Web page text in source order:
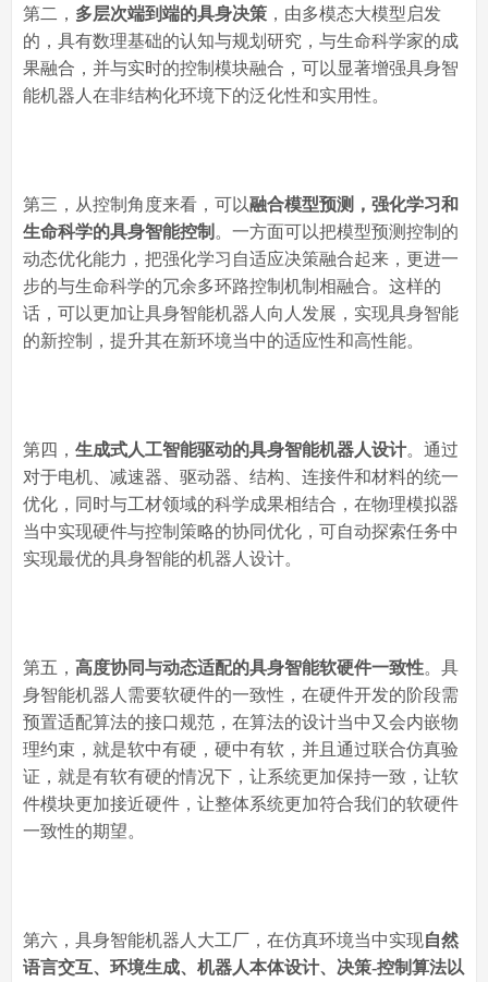
第二， 多层次端到端的具身决策 ，由多模态大模型启发
的，具有数理基础的认知与规划研究，与生命科学家的成
果融合，并与实时的控制模块融合，可以显著增强具身智
能机器人在非结构化环境下的泛化性和实用性。
第三，从控制角度来看，可以融合模型预测，强化学习和
生命科学的具身智能控制 。一方面可以把模型预测控制的
动态优化能力，把强化学习自适应决策融合起来，更进一
步的与生命科学的冗余多环路控制机制相融合。这样的
话，可以更加让具身智能机器人向人发展，实现具身智能
的新控制，提升其在新环境当中的适应性和高性能。
第四， 生成式人工智能驱动的具身智能机器人设计。通过
对于电机、减速器、驱动器、结构、连接件和材料的统一
优化，同时与工材领域的科学成果相结合，在物理模拟器
当中实现硬件与控制策略的协同优化，可自动探索任务中
实现最优的具身智能的机器人设计。
第五， 高度协同与动态适配的具身智能软硬件一致性。具
身智能机器人需要软硬件的一致性，在硬件开发的阶段需
预置适配算法的接口规范，在算法的设计当中又会内嵌物
理约束，就是软中有硬，硬中有软，并且通过联合仿真验
证，就是有软有硬的情况下，让系统更加保持一致，让软
件模块更加接近硬件，让整体系统更加符合我们的软硬件
一致性的期望。
第六，具身智能机器人大工厂，在仿真环境当中实现自然
语言交互、环境生成、机器人本体设计、决策-控制算法以